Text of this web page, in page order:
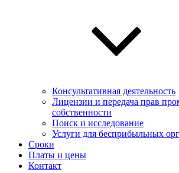
Консультативная деятельность
Лицензии и передача прав
собственности
Поиск и исследование
Услуги для беcприбыльных
Сроки
Платы и цены
Контакт